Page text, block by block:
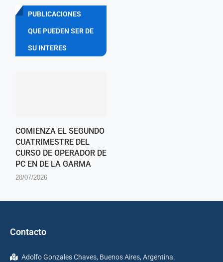
PUBLICACIONES
QUE PUEDEN SER DE
SU INTERES
COMIENZA EL SEGUNDO
CUATRIMESTRE DEL
CURSO DE OPERADOR DE
PC EN DE LA GARMA
28/07/2026
Contacto
Adolfo Gonzales Chaves, Buenos Aires, Argentina.